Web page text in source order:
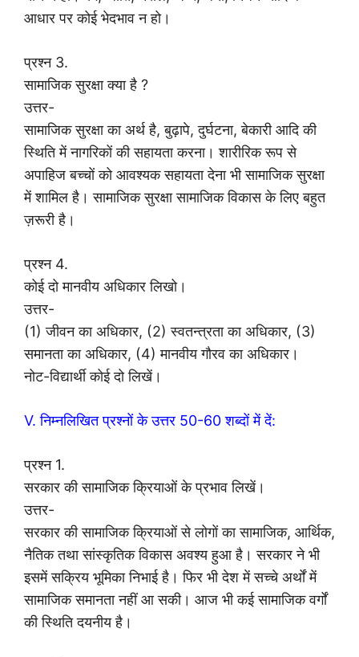
आधार पर कोई भेदभाव न हो।
प्रश्न 3.
सामाजिक सुरक्षा क्या है ?
उत्तर-
सामाजिक सुरक्षा का अर्थ है, बुढ़ापे, दुर्घटना, बेकारी आदि की
स्थिति में नागरिकों की सहायता करना। शारीरिक रूप से
अपाहिज बच्चों को आवश्यक सहायता देना भी सामाजिक सुरक्षा
में शामिल है। सामाजिक सुरक्षा सामाजिक विकास के लिए बहुत
ज़रूरी है।
प्रश्न 4.
कोई दो मानवीय अधिकार लिखो।
उत्तर-
(1) जीवन का अधिकार, (2) स्वतन्त्रता का अधिकार, (3)
समानता का अधिकार, (4) मानवीय गौरव का अधिकार।
नोट-विद्यार्थी कोई दो लिखें।
V. निम्नलिखित प्रश्नों के उत्तर 50-60 शब्दों में दें:
प्रश्न 1.
सरकार की सामाजिक क्रियाओं के प्रभाव लिखें।
उत्तर-
सरकार की सामाजिक क्रियाओं से लोगों का सामाजिक, आर्थिक,
नैतिक तथा सांस्कृतिक विकास अवश्य हुआ है। सरकार ने भी
इसमें सक्रिय भूमिका निभाई है। फिर भी देश में सच्चे अर्थों में
सामाजिक समानता नहीं आ सकी। आज भी कई सामाजिक वर्गों
की स्थिति दयनीय है।